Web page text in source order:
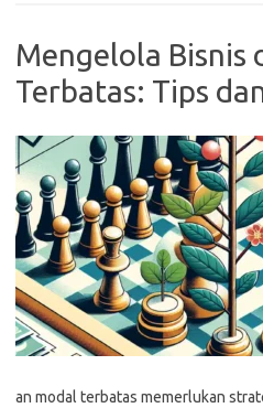
Mengelola Bisnis
Terbatas: Tips
an modal terbatas memerlukan